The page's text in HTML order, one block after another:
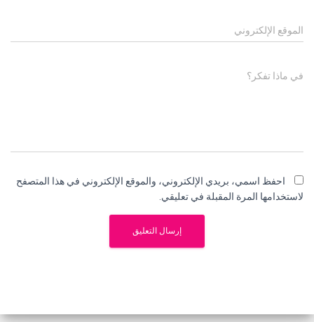
الموقع الإلكتروني
في ماذا تفكر؟
احفظ اسمي، بريدي الإلكتروني، والموقع الإلكتروني في هذا المتصفح
لاستخدامها المرة المقبلة في تعليقي.